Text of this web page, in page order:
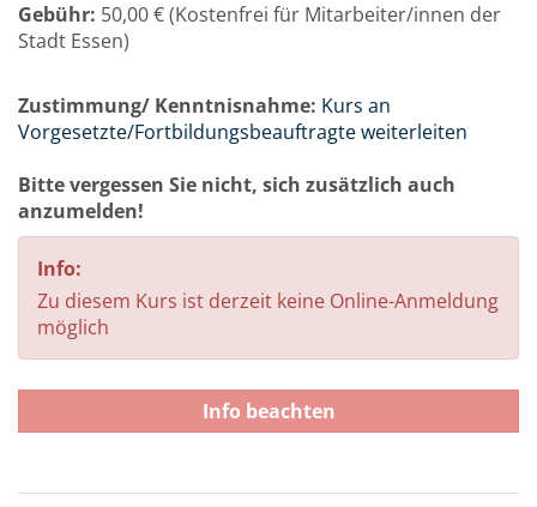
Gebühr: 50,00 € (Kostenfrei für Mitarbeiter/innen der
Stadt Essen)
Zustimmung/ Kenntnisnahme: Kurs an
Vorgesetzte/Fortbildungsbeauftragte weiterleiten
Bitte vergessen Sie nicht, sich zusätzlich auch
anzumelden!
Info:
Zu diesem Kurs ist derzeit keine Online-Anmeldung
möglich
Info beachten